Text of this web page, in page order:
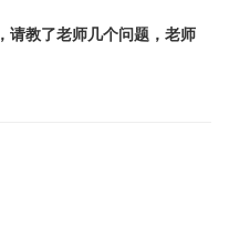
请教了老师几个问题，老师